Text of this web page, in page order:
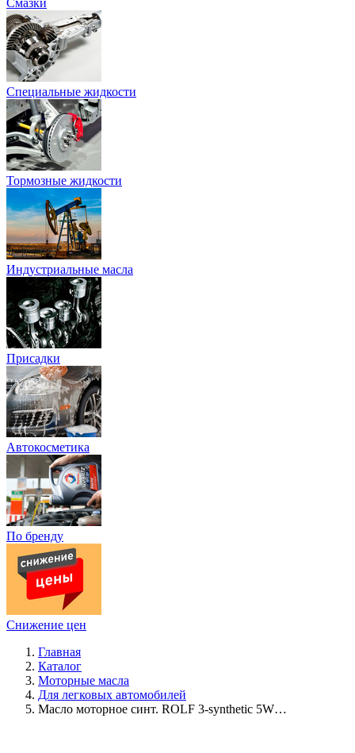
Смазки
Специальные жидкости
Тормозные жидкости
Индустриальные масла
Присадки
Автокосметика
По бренду
Снижение цен
Главная
Каталог
Моторные масла
Для легковых автомобилей
Масло моторное синт. ROLF 3-synthetic 5W…